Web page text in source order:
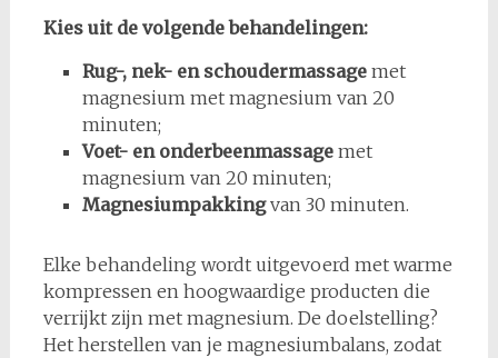
Kies uit de volgende behandelingen:
Rug-, nek- en schoudermassagemet
magnesium met magnesium van 20
minuten;
Voet- en onderbeenmassagemet
magnesium van 20 minuten;
Magnesiumpakkingvan 30 minuten.
Elke behandeling wordt uitgevoerd met warme
kompressen en hoogwaardige producten die
verrijkt zijn met magnesium. De doelstelling?
Het herstellen van je magnesiumbalans, zodat